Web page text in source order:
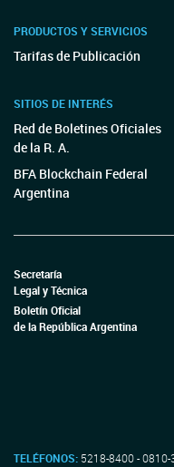
PRODUCTOS Y SERVICIOS
Tarifas de Publicación
SITIOS DE INTERÉS
Red de Boletines Oficiales
de la R. A.
BFA Blockchain Federal
Argentina
Secretaría
Legal y Técnica
Boletín Oficial
de la República Argentina
TELÉFONOS: 5218-8400 - 0810-